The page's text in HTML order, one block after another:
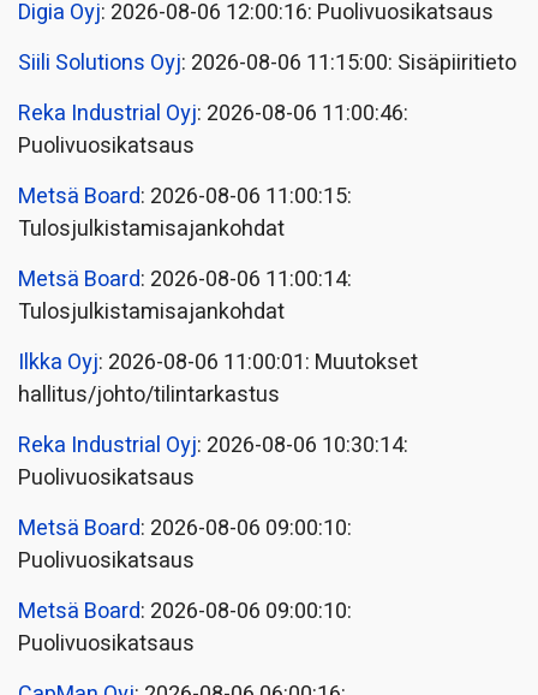
Digia Oyj: 2026-08-06 12:00:16: Puolivuosikatsaus
Siili Solutions Oyj: 2026-08-06 11:15:00: Sisäpiiritieto
Reka Industrial Oyj: 2026-08-06 11:00:46:
Puolivuosikatsaus
Metsä Board: 2026-08-06 11:00:15:
Tulosjulkistamisajankohdat
Metsä Board: 2026-08-06 11:00:14:
Tulosjulkistamisajankohdat
Ilkka Oyj: 2026-08-06 11:00:01: Muutokset
hallitus/johto/tilintarkastus
Reka Industrial Oyj: 2026-08-06 10:30:14:
Puolivuosikatsaus
Metsä Board: 2026-08-06 09:00:10:
Puolivuosikatsaus
Metsä Board: 2026-08-06 09:00:10:
Puolivuosikatsaus